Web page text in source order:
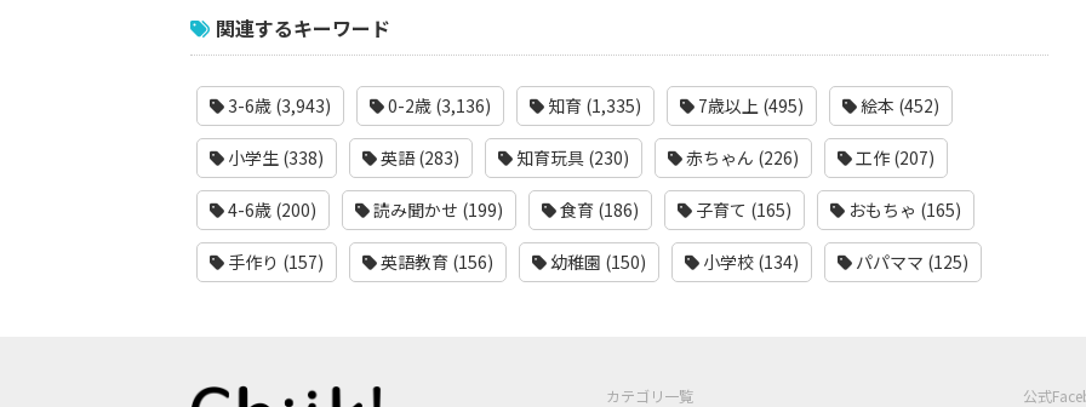
関連するキーワード
3-6歳 (3,943) 0-2歳 (3,136) 知育 (1,335) 7歳以上 (495) 絵本 (452)
小学生 (338) 英語 (283) 知育玩具 (230) 赤ちゃん (226) 工作 (207)
4-6歳 (200) 読み聞かせ (199) 食育 (186) 子育て (165) おもちゃ (165)
手作り (157) 英語教育 (156) 幼稚園 (150) 小学校 (134) パパママ (125)
カテゴリ一覧
公式